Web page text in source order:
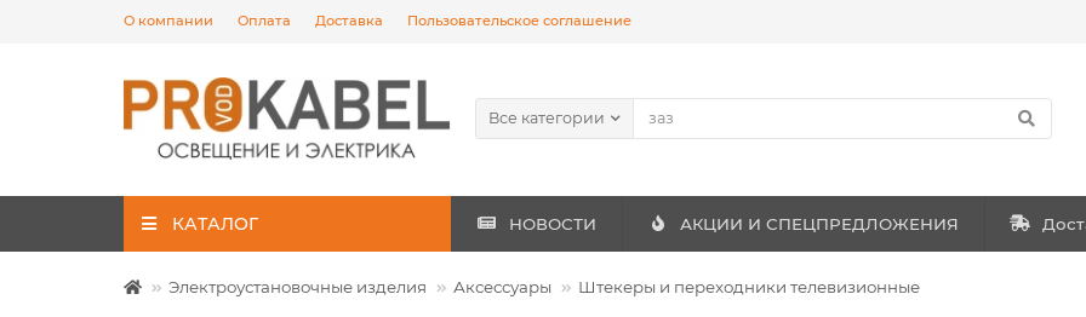
О компании Оплата Доставка Пользовательское соглашение
Все категории
КАТАЛОГ НОВОСТИ АКЦИИ И СПЕЦПРЕДЛОЖЕНИЯ
Электроустановочные изделия Аксессуары Штекеры и переходники телевизионные